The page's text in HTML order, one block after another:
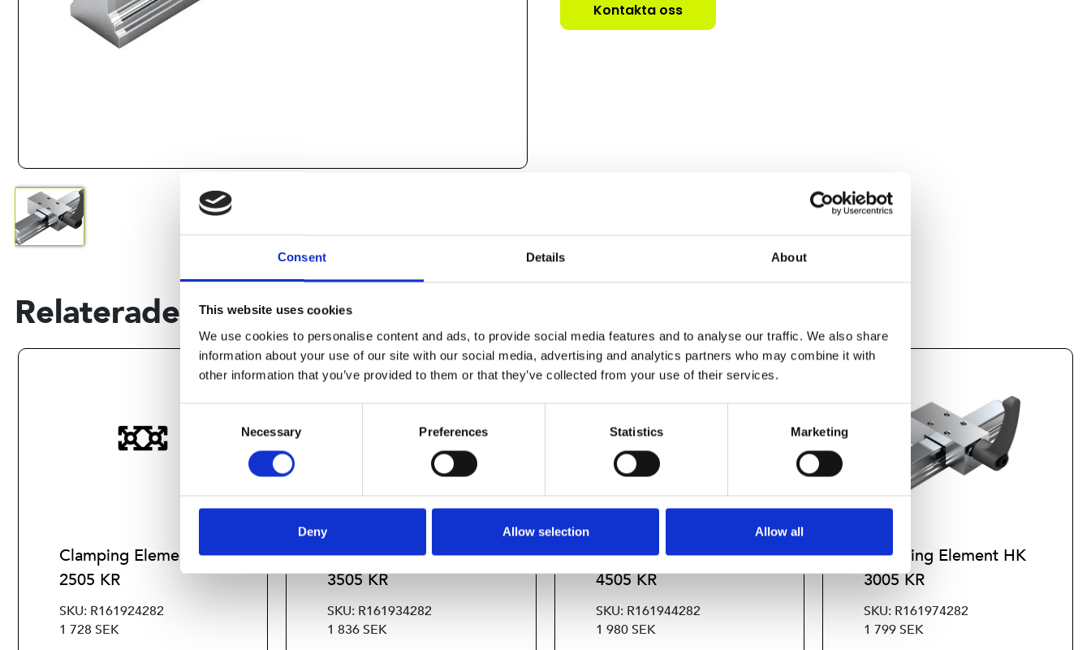
Consent Details About
This website uses cookies
We use cookies to personalise content and ads, to provide social media features and to analyse our traffic. We also share
information about your use of our site with our social media, advertising and analytics partners who may combine it with
other information that you’ve provided to them or that they’ve collected from your use of their services.
Necessary Preferences Statistics Marketing
Deny Allow selection Allow all
Kontakta oss
Relaterade produkter
Clamping Element HK
2505 KR
SKU: R161924282
1 728 SEK
Clamping Element HK
3505 KR
SKU: R161934282
1 836 SEK
Clamping Element HK
4505 KR
SKU: R161944282
1 980 SEK
Clamping Element HK
3005 KR
SKU: R161974282
1 799 SEK